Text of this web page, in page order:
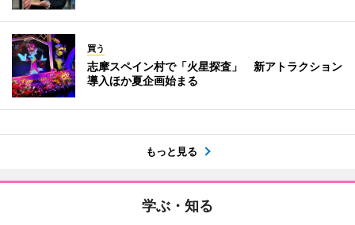
買う
志摩スペイン村で「火星探査」 新アトラクション
導入ほか夏企画始まる
もっと見る
学ぶ・知る